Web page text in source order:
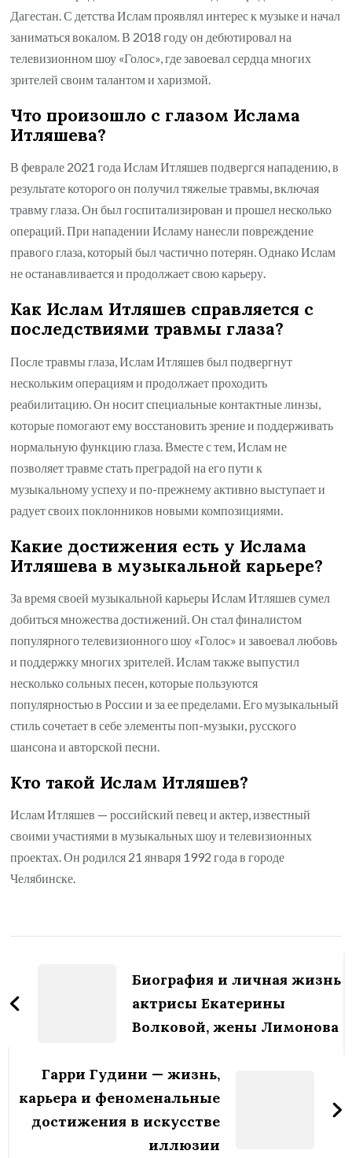
Дагестан. С детства Ислам проявлял интерес к музыке и начал
заниматься вокалом. В 2018 году он дебютировал на
телевизионном шоу «Голос», где завоевал сердца многих
зрителей своим талантом и харизмой.
Что произошло с глазом Ислама
Итляшева?
В феврале 2021 года Ислам Итляшев подвергся нападению, в
результате которого он получил тяжелые травмы, включая
травму глаза. Он был госпитализирован и прошел несколько
операций. При нападении Исламу нанесли повреждение
правого глаза, который был частично потерян. Однако Ислам
не останавливается и продолжает свою карьеру.
Как Ислам Итляшев справляется с
последствиями травмы глаза?
После травмы глаза, Ислам Итляшев был подвергнут
нескольким операциям и продолжает проходить
реабилитацию. Он носит специальные контактные линзы,
которые помогают ему восстановить зрение и поддерживать
нормальную функцию глаза. Вместе с тем, Ислам не
позволяет травме стать преградой на его пути к
музыкальному успеху и по-прежнему активно выступает и
радует своих поклонников новыми композициями.
Какие достижения есть у Ислама
Итляшева в музыкальной карьере?
За время своей музыкальной карьеры Ислам Итляшев сумел
добиться множества достижений. Он стал финалистом
популярного телевизионного шоу «Голос» и завоевал любовь
и поддержку многих зрителей. Ислам также выпустил
несколько сольных песен, которые пользуются
популярностью в России и за ее пределами. Его музыкальный
стиль сочетает в себе элементы поп-музыки, русского
шансона и авторской песни.
Кто такой Ислам Итляшев?
Ислам Итляшев — российский певец и актер, известный
своими участиями в музыкальных шоу и телевизионных
проектах. Он родился 21 января 1992 года в городе
Челябинске.
записям
Биография и личная жизнь
актрисы Екатерины
Волковой, жены Лимонова
Гарри Гудини — жизнь,
карьера и феноменальные
достижения в искусстве
иллюзии